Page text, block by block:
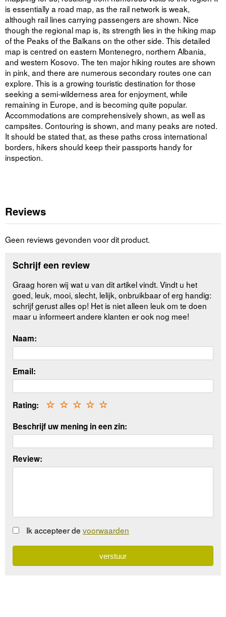
is essentially a road map, as the rail network is weak,
although rail lines carrying passengers are shown. Nice
though the regional map is, its strength lies in the hiking map
of the Peaks of the Balkans on the other side. This detailed
map is centred on eastern Montenegro, northern Albania,
and western Kosovo. The ten major hiking routes are shown
in pink, and there are numerous secondary routes one can
explore. This is a growing touristic destination for those
seeking a semi-wilderness area for enjoyment, while
remaining in Europe, and is becoming quite popular.
Accommodations are comprehensively shown, as well as
campsites. Contouring is shown, and many peaks are noted.
It should be stated that, as these paths cross international
borders, hikers should keep their passports handy for
inspection.
Reviews
Geen reviews gevonden voor dit product.
Schrijf een review
Graag horen wij wat u van dit artikel vindt. Vindt u het
goed, leuk, mooi, slecht, lelijk, onbruikbaar of erg handig:
schrijf gerust alles op! Het is niet alleen leuk om te doen
maar u informeert andere klanten er ook nog mee!
Naam:
Email:
Rating: ☆
☆
☆
☆
☆
Beschrijf uw mening in een zin:
Review:
Ik accepteer de voorwaarden